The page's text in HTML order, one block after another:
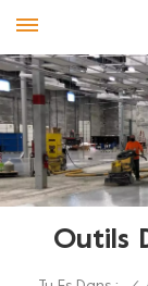
Outils